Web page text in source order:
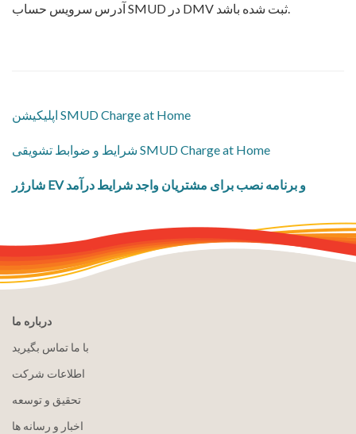
آدرس سرویس حساب SMUD در DMV ثبت شده باشد.
اپلیکیشن SMUD Charge at Home
شرایط و ضوابط تشویقی SMUD Charge at Home
شارژر EV و برنامه نصب برای مشتریان واجد شرایط درآمد
درباره ما
با ما تماس بگیرید
اطلاعات شرکت
تحقیق و توسعه
اخبار و رسانه ها